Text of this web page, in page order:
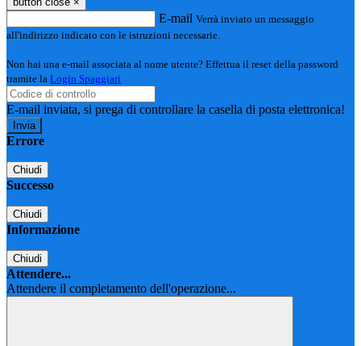
E-mail Verrà inviato un messaggio
all'indirizzo indicato con le istruzioni necessarie.
Non hai una e-mail associata al nome utente? Effettua il reset della password
tramite la Login Spaggiari
E-mail inviata, si prega di controllare la casella di posta elettronica!
Errore
Chiudi
Successo
Chiudi
Informazione
Chiudi
Attendere...
Attendere il completamento dell'operazione...